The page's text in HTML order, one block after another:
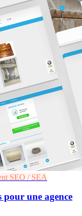
SEO / SEA
une agence